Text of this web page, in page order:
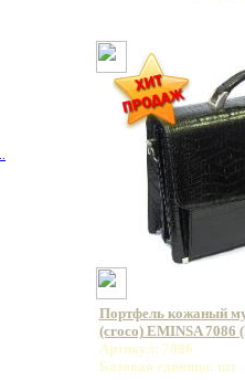
Портфель кожаный
(croco) EMINSA 7086
Артикул: 7086
Базовая единица: шт